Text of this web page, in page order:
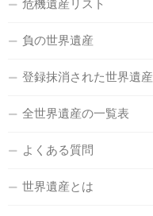
危機遺産リスト
負の世界遺産
登録抹消された世界遺産
全世界遺産の一覧表
よくある質問
世界遺産とは